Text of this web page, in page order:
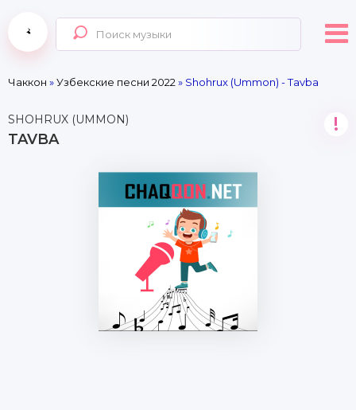
Чаккон »Узбекские песни 2022 » Shohrux (Ummon) - Tavba
SHOHRUX (UMMON)
TAVBA
!